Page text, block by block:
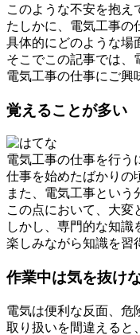
このような不安を抱え
たしかに、電気工事の
具体的にどのような場
そこでこの記事では、
電気工事の仕事にご興
覚えることが多い
電気工事の仕事を行う
仕事を始めたばかりの
また、電気工事という
この点において、大変
しかし、専門的な知識
楽しみながら知識を習
作業中は気を抜け
電気は便利な反面、危
取り扱いを間違えると